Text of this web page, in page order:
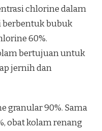
chlorine dalam
berbentuk bubuk
60%.
bertujuan untuk
jernih dan
granular 90%. Sama
obat kolam renang